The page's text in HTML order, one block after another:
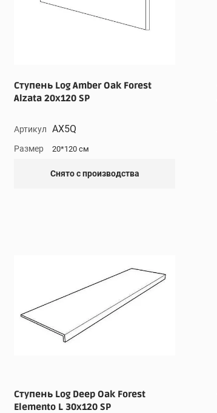
Ступень Log Amber Oak Forest
Alzata 20x120 SP
Артикул AX5Q
Размер 20*120 см
Снято с производства
Ступень Log Deep Oak Forest
Elemento L 30x120 SP